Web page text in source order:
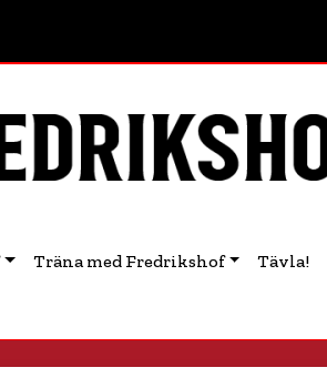
Träna med Fredrikshof Tävla!